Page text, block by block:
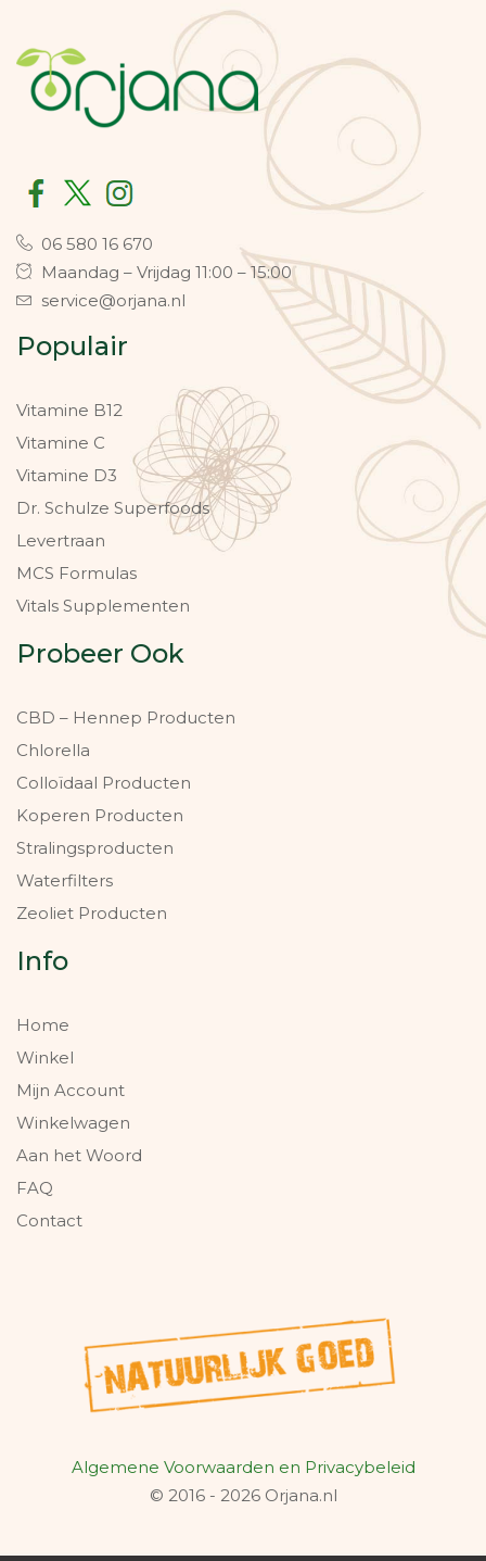
06 580 16 670
Maandag – Vrijdag 11:00 – 15:00
service@orjana.nl
Populair
Vitamine B12
Vitamine C
Vitamine D3
Dr. Schulze Superfoods
Levertraan
MCS Formulas
Vitals Supplementen
Probeer Ook
CBD – Hennep Producten
Chlorella
Colloïdaal Producten
Koperen Producten
Stralingsproducten
Waterfilters
Zeoliet Producten
Info
Home
Winkel
Mijn Account
Winkelwagen
Aan het Woord
FAQ
Contact
Algemene Voorwaarden en Privacybeleid
© 2016 - 2026 Orjana.nl